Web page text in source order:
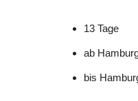
13 Tage
ab
bis